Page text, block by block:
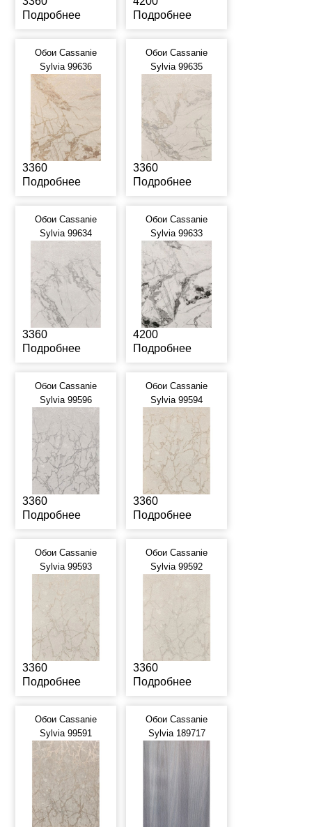
Подробнее
Подробнее
Обои Cassanie
Sylvia 99636
3360
Подробнее
Обои Cassanie
Sylvia 99635
3360
Подробнее
Обои Cassanie
Sylvia 99634
3360
Подробнее
Обои Cassanie
Sylvia 99633
4200
Подробнее
Обои Cassanie
Sylvia 99596
3360
Подробнее
Обои Cassanie
Sylvia 99594
3360
Подробнее
Обои Cassanie
Sylvia 99593
3360
Подробнее
Обои Cassanie
Sylvia 99592
3360
Подробнее
Обои Cassanie
Sylvia 99591
Обои Cassanie
Sylvia 189717